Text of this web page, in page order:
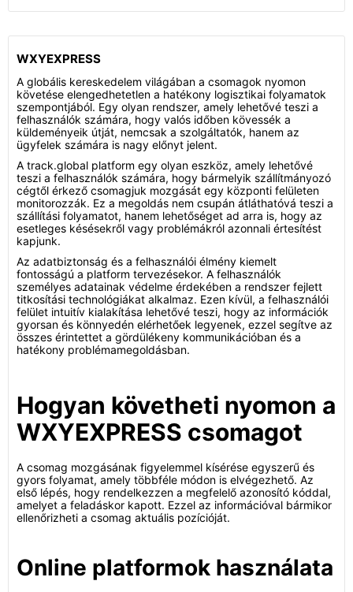
WXYEXPRESS
A globális kereskedelem világában a csomagok nyomon
követése elengedhetetlen a hatékony logisztikai folyamatok
szempontjából. Egy olyan rendszer, amely lehetővé teszi a
felhasználók számára, hogy valós időben kövessék a
küldeményeik útját, nemcsak a szolgáltatók, hanem az
ügyfelek számára is nagy előnyt jelent.
A track.global platform egy olyan eszköz, amely lehetővé
teszi a felhasználók számára, hogy bármelyik szállítmányozó
cégtől érkező csomagjuk mozgását egy központi felületen
monitorozzák. Ez a megoldás nem csupán átláthatóvá teszi a
szállítási folyamatot, hanem lehetőséget ad arra is, hogy az
esetleges késésekről vagy problémákról azonnali értesítést
kapjunk.
Az adatbiztonság és a felhasználói élmény kiemelt
fontosságú a platform tervezésekor. A felhasználók
személyes adatainak védelme érdekében a rendszer fejlett
titkosítási technológiákat alkalmaz. Ezen kívül, a felhasználói
felület intuitív kialakítása lehetővé teszi, hogy az információk
gyorsan és könnyedén elérhetőek legyenek, ezzel segítve az
összes érintettet a gördülékeny kommunikációban és a
hatékony problémamegoldásban.
Hogyan követheti nyomon a
WXYEXPRESS csomagot
A csomag mozgásának figyelemmel kísérése egyszerű és
gyors folyamat, amely többféle módon is elvégezhető. Az
első lépés, hogy rendelkezzen a megfelelő azonosító kóddal,
amelyet a feladáskor kapott. Ezzel az információval bármikor
ellenőrizheti a csomag aktuális pozícióját.
Online platformok használata